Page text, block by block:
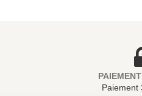
Paiement